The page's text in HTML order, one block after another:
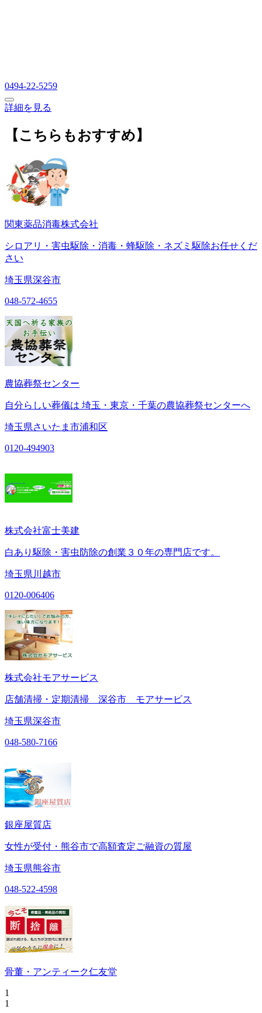
0494-22-5259
詳細を見る
【こちらもおすすめ】
関東薬品消毒株式会社
シロアリ・害虫駆除・消毒・蜂駆除・ネズミ駆除お任せくだ
さい
埼玉県深谷市
048-572-4655
農協葬祭センター
自分らしい葬儀は 埼玉・東京・千葉の農協葬祭センターへ
埼玉県さいたま市浦和区
0120-494903
株式会社富士美建
白あり駆除・害虫防除の創業３０年の専門店です。
埼玉県川越市
0120-006406
株式会社モアサービス
店舗清掃・定期清掃 深谷市 モアサービス
埼玉県深谷市
048-580-7166
銀座屋質店
女性が受付・熊谷市で高額査定ご融資の質屋
埼玉県熊谷市
048-522-4598
骨董・アンティーク仁友堂
1
1